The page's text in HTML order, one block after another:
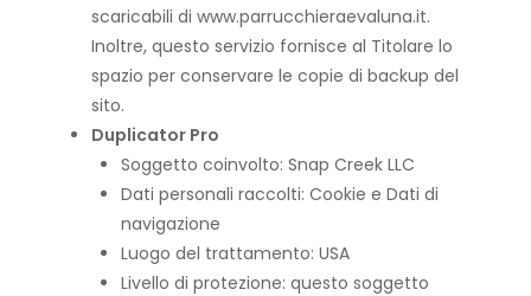
scaricabili di www.parrucchieraevaluna.it.
Inoltre, questo servizio fornisce al Titolare lo
spazio per conservare le copie di backup del
sito.
Duplicator Pro
Soggetto coinvolto: Snap Creek LLC
Dati personali raccolti: Cookie e Dati di
navigazione
Luogo del trattamento: USA
Livello di protezione: questo soggetto